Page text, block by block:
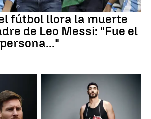
fútbol llora la muerte
de Leo Messi: "Fue el